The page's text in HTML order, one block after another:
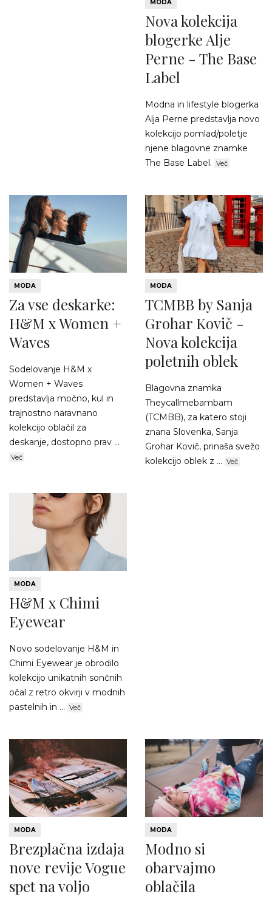
MODA
Nova kolekcija
blogerke Alje
Perne - The Base
Label
Modna in lifestyle blogerka
Alja Perne predstavlja novo
kolekcijo pomlad/poletje
njene blagovne znamke
The Base Label. Več
MODA
Za vse deskarke:
H&M x Women +
Waves
Sodelovanje H&M x
Women + Waves
predstavlja močno, kul in
trajnostno naravnano
kolekcijo oblačil za
deskanje, dostopno prav ...
Več
MODA
TCMBB by Sanja
Grohar Kovič -
Nova kolekcija
poletnih oblek
Blagovna znamka
Theycallmebambam
(TCMBB), za katero stoji
znana Slovenka, Sanja
Grohar Kovič, prinaša svežo
kolekcijo oblek z ... Več
MODA
H&M x Chimi
Eyewear
Novo sodelovanje H&M in
Chimi Eyewear je obrodilo
kolekcijo unikatnih sončnih
očal z retro okvirji v modnih
pastelnih in ... Več
MODA
Brezplačna izdaja
nove revije Vogue
spet na voljo
MODA
Modno si
obarvajmo
oblačila